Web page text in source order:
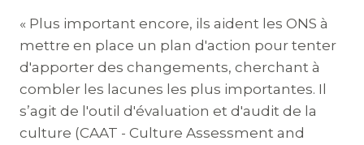
« Plus important encore, ils aident les ONS à
mettre en place un plan d'action pour tenter
d'apporter des changements, cherchant à
combler les lacunes les plus importantes. Il
s’agit de l'outil d'évaluation et d'audit de la
culture (CAAT - Culture Assessment and